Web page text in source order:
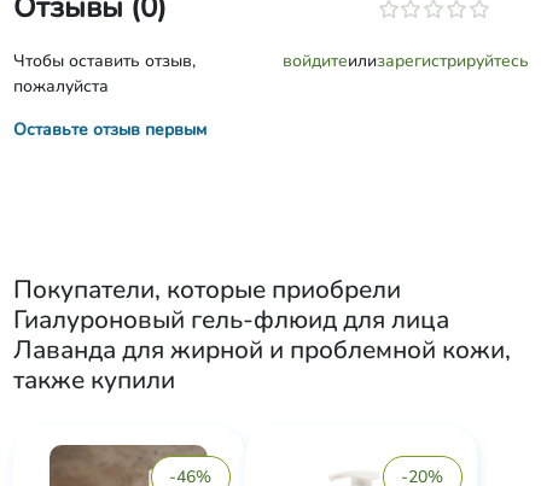
Чтобы оставить отзыв,
пожалуйста
войдитеилизарегистрируйтесь
Оставьте отзыв первым
Покупатели, которые приобрели
Гиалуроновый гель-флюид для лица
Лаванда для жирной и проблемной кожи,
также купили
-46% -20%